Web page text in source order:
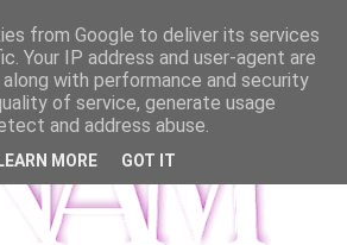
from Google to deliver its services
Your IP address and user-agent are
with performance and security
of service, generate usage
and address abuse.
LEARN MORE GOT IT